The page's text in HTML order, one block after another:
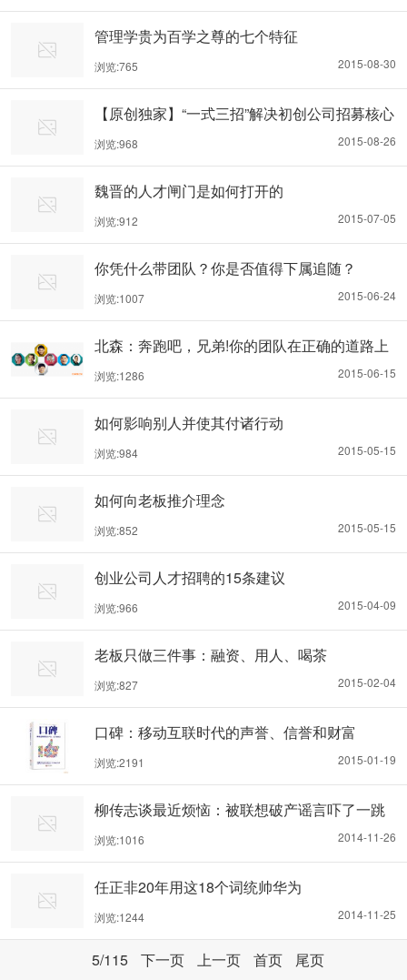
管理学贵为百学之尊的七个特征
2015-08-30
浏览:765
【原创独家】“一式三招”解决初创公司招募核心
人才困局
2015-08-26
浏览:968
魏晋的人才闸门是如何打开的
2015-07-05
浏览:912
你凭什么带团队？你是否值得下属追随？
2015-06-24
浏览:1007
北森：奔跑吧，兄弟!你的团队在正确的道路上
吗?
2015-06-15
浏览:1286
如何影响别人并使其付诸行动
2015-05-15
浏览:984
如何向老板推介理念
2015-05-15
浏览:852
创业公司人才招聘的15条建议
2015-04-09
浏览:966
老板只做三件事：融资、用人、喝茶
2015-02-04
浏览:827
口碑：移动互联时代的声誉、信誉和财富
2015-01-19
浏览:2191
柳传志谈最近烦恼：被联想破产谣言吓了一跳
2014-11-26
浏览:1016
任正非20年用这18个词统帅华为
2014-11-25
浏览:1244
5/115 下一页 上一页 首页 尾页